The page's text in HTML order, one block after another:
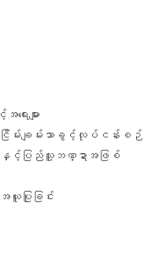
းများ
းချမ်းသာခွင့်လုပ်ငန်းစဉ်
နှင့်ပြည်သူ့ဘဏ္ဍာအဖြစ်
ပြုခြင်း